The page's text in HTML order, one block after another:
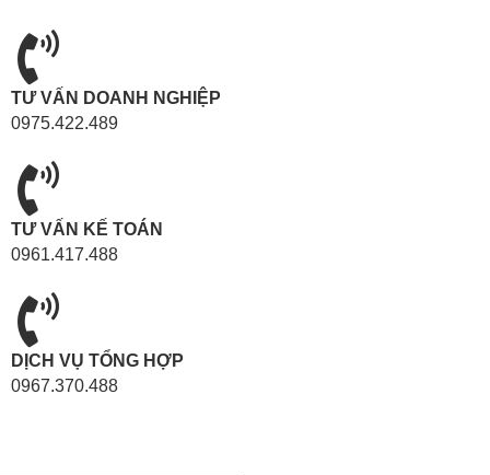
TƯ VẤN DOANH NGHIỆP
0975.422.489
TƯ VẤN KẾ TOÁN
0961.417.488
DỊCH VỤ TỔNG HỢP
0967.370.488